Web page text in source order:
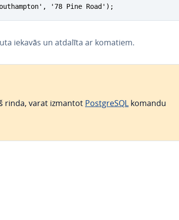
'78 Pine Road');
iekavās un atdalīta ar komatiem.
rinda, varat izmantot PostgreSQL komandu